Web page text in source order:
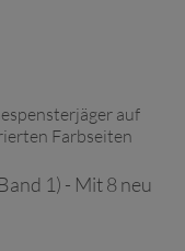
1) - Mit 8 neu